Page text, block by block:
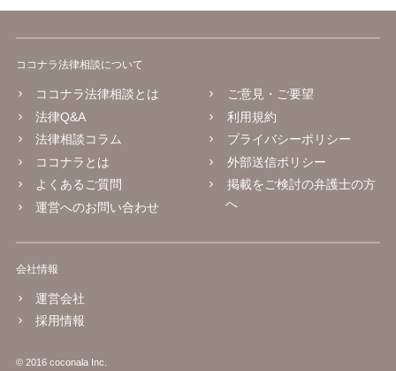
ココナラ法律相談について
ココナラ法律相談とは
法律Q&A
法律相談コラム
ココナラとは
よくあるご質問
運営へのお問い合わせ
ご意見・ご要望
利用規約
プライバシーポリシー
外部送信ポリシー
掲載をご検討の弁護士の方
へ
会社情報
運営会社
採用情報
© 2016 coconala Inc.